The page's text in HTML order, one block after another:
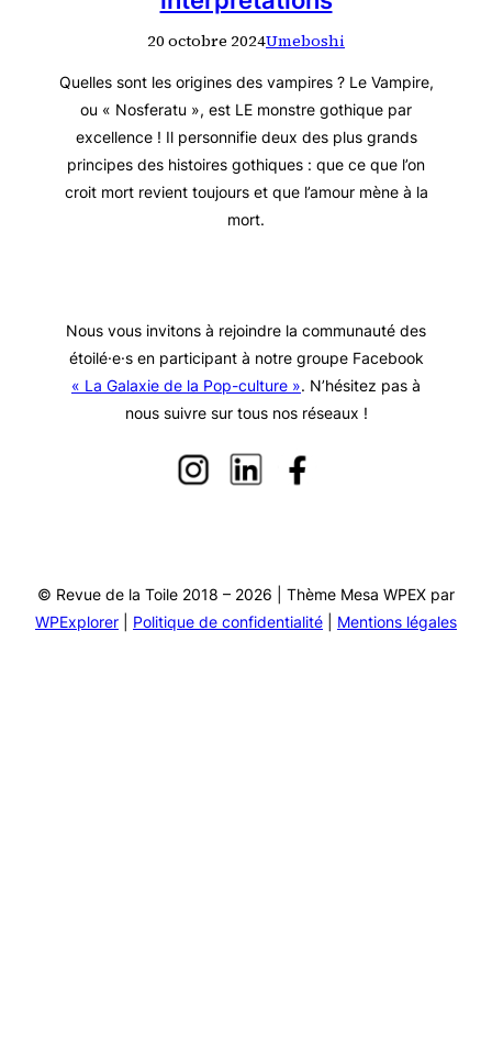
20 octobre 2024Umeboshi
Quelles sont les origines des vampires ? Le Vampire,
ou « Nosferatu », est LE monstre gothique par
excellence ! Il personnifie deux des plus grands
principes des histoires gothiques : que ce que l’on
croit mort revient toujours et que l’amour mène à la
mort.
Nous vous invitons à rejoindre la communauté des
étoilé·e·s en participant à notre groupe Facebook
« La Galaxie de la Pop-culture ». N’hésitez pas à
nous suivre sur tous nos réseaux !
© Revue de la Toile 2018 – 2026 | Thème Mesa WPEX par
WPExplorer
Politique de confidentialité Mentions légales